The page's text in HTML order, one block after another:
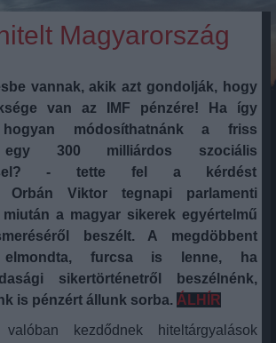
Magyarország
vannak, akik azt gondolják, hogy
van az IMF pénzére! Ha így
módosíthatnánk a friss
egy 300 milliárdos szociális
- tette fel a kérdést
Orbán Viktor tegnapi parlamenti
miután a magyar sikerek egyértelmű
beszélt. A megdöbbent
elmondta, furcsa is lenne, ha
sikertörténetről beszélnénk,
is pénzért állunk sorba. ÁLHÍR
kezdődnek hiteltárgyalások